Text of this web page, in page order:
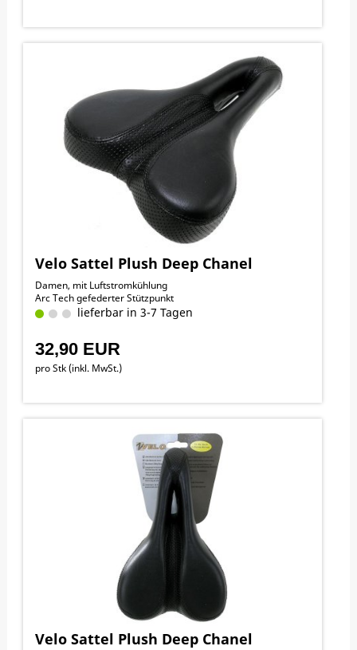
Velo Sattel Plush Deep Chanel
Damen, mit Luftstromkühlung
Arc Tech gefederter Stützpunkt
lieferbar in 3-7 Tagen
32,90 EUR
pro Stk (inkl. MwSt.)
Velo Sattel Plush Deep Chanel